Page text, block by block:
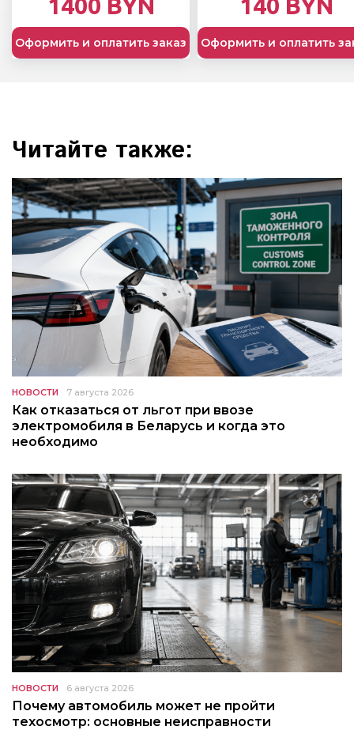
1400 BYN
Оформить и оплатить заказ
140 BYN
Оформить и оплатить
Читайте также:
НОВОСТИ 7 августа 2026
Как отказаться от льгот при ввозе
электромобиля в Беларусь и когда это
необходимо
НОВОСТИ 6 августа 2026
Почему автомобиль может не пройти
техосмотр: основные неисправности